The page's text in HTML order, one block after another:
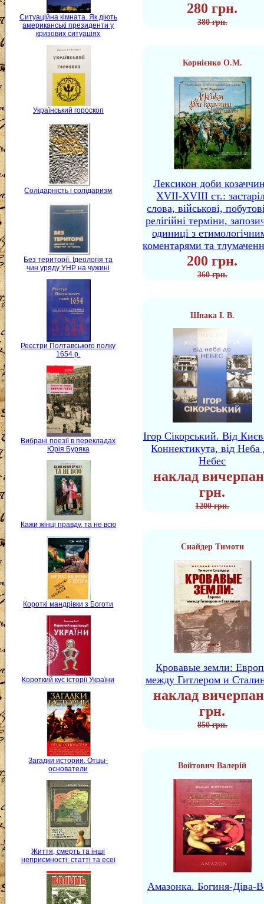
Ситуаційна кімната. Як діють
американські президенти у
кризових ситуаціях
Український гороскоп
Солідарність і солідаризм
Без території. Ідеологія та
чин уряду УНР на чужині
Реєстри Полтавського полку
1654 р.
Вибрані поезії в перекладах
Юрія Буряка
Кажи жінці правду, та не всю
Короткі мандрівки з Боготи
Короткий кус історії України
Загадки истории. Отцы-
основатели
Життя, смерть та інші
неприємності: статті та есеї
280 грн.
380 грн.
Корнієнко О.М.
Лексикон доби
XVII-XVIII ст.:
слова, військові,
релігійні терміни,
одиниці з
коментарями та
200 грн.
360 грн.
Шпака І. В.
Ігор Сікорський. Від
Коннектикута, від Неба
Небес
наклад
грн.
1200 грн.
Снайдер Тимоти
Кровавые земли:
между Гитлером и
наклад
грн.
850 грн.
Войтович Валерій
Амазонка. Богиня-Діва-